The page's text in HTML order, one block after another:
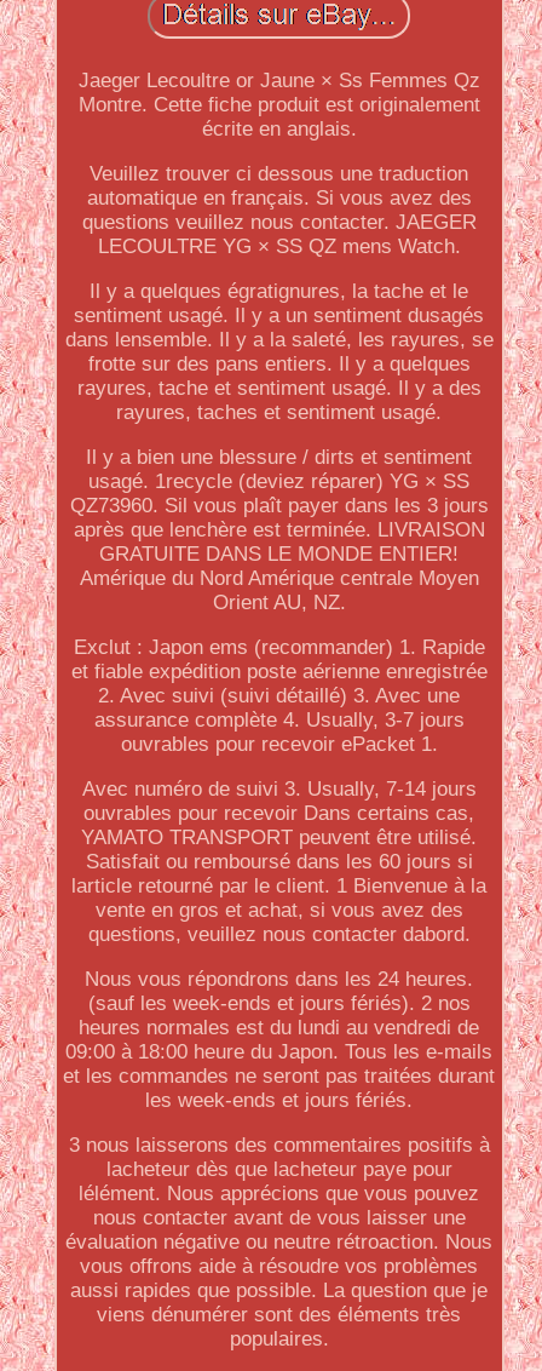
Jaeger Lecoultre or Jaune × Ss Femmes Qz
Montre. Cette fiche produit est originalement
écrite en anglais.
Veuillez trouver ci dessous une traduction
automatique en français. Si vous avez des
questions veuillez nous contacter. JAEGER
LECOULTRE YG × SS QZ mens Watch.
Il y a quelques égratignures, la tache et le
sentiment usagé. Il y a un sentiment dusagés
dans lensemble. Il y a la saleté, les rayures, se
frotte sur des pans entiers. Il y a quelques
rayures, tache et sentiment usagé. Il y a des
rayures, taches et sentiment usagé.
Il y a bien une blessure / dirts et sentiment
usagé. 1recycle (deviez réparer) YG × SS
QZ73960. Sil vous plaît payer dans les 3 jours
après que lenchère est terminée. LIVRAISON
GRATUITE DANS LE MONDE ENTIER!
Amérique du Nord Amérique centrale Moyen
Orient AU, NZ.
Exclut : Japon ems (recommander) 1. Rapide
et fiable expédition poste aérienne enregistrée
2. Avec suivi (suivi détaillé) 3. Avec une
assurance complète 4. Usually, 3-7 jours
ouvrables pour recevoir ePacket 1.
Avec numéro de suivi 3. Usually, 7-14 jours
ouvrables pour recevoir Dans certains cas,
YAMATO TRANSPORT peuvent être utilisé.
Satisfait ou remboursé dans les 60 jours si
larticle retourné par le client. 1 Bienvenue à la
vente en gros et achat, si vous avez des
questions, veuillez nous contacter dabord.
Nous vous répondrons dans les 24 heures.
(sauf les week-ends et jours fériés). 2 nos
heures normales est du lundi au vendredi de
09:00 à 18:00 heure du Japon. Tous les e-mails
et les commandes ne seront pas traitées durant
les week-ends et jours fériés.
3 nous laisserons des commentaires positifs à
lacheteur dès que lacheteur paye pour
lélément. Nous apprécions que vous pouvez
nous contacter avant de vous laisser une
évaluation négative ou neutre rétroaction. Nous
vous offrons aide à résoudre vos problèmes
aussi rapides que possible. La question que je
viens dénumérer sont des éléments très
populaires.